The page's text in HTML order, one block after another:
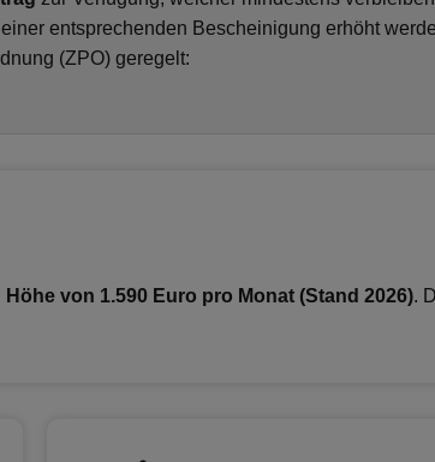
entsprechenden Bescheinigung erhöht
(ZPO) geregelt:
von 1.590 Euro pro Monat (Stand 2026).